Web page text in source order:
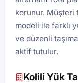
korunur. Müşteri
modeli ile farklı
ve düzenli
aktif tutulur.
Kolili Yük